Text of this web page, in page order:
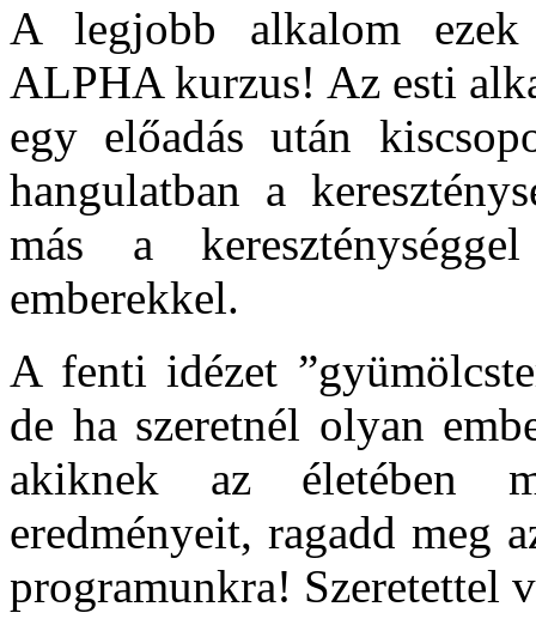
A legjobb alkalom ezek
ALPHA kurzus! Az esti
egy előadás után
hangulatban a
más a
emberekkel.
A fenti idézet
de ha szeretnél olyan
akiknek az életében
eredményeit, ragadd meg
programunkra! Szeretettel